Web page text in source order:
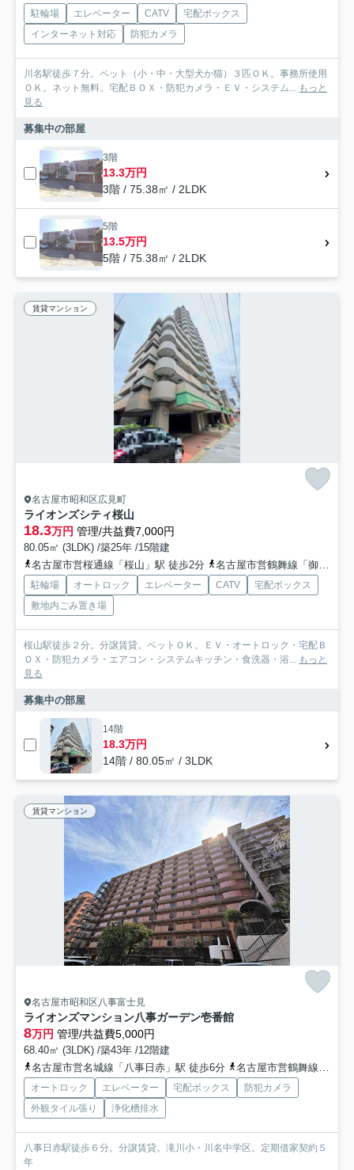
駐輪場 エレベーター CATV
宅配ボックス
インターネット対応
防犯カメラ
川名駅徒歩７分。ペット（小・中・大型犬か猫）３匹ＯＫ。事務所使用
ＯＫ。ネット無料。宅配ＢＯＸ・防犯カメラ・ＥＶ・システム...
もっと
見る
募集中の部屋
3階
13.3万円
3階 / 75.38㎡ / 2LDK
5階
13.5万円
5階 / 75.38㎡ / 2LDK
賃貸マンション
名古屋市昭和区広見町
ライオンズシティ桜山
18.3万円 管理/共益費7,000円
80.05㎡ (3LDK) /築25年 /15階建
名古屋市営桜通線「桜山」駅 徒歩2分
名古屋市営鶴舞線「御器所」駅 徒歩13分
駐輪場 オートロック エレベーター CATV
宅配ボックス
敷地内ごみ置き場
桜山駅徒歩２分。分譲賃貸。ペットＯＫ。ＥＶ・オートロック・宅配Ｂ
ＯＸ・防犯カメラ・エアコン・システムキッチン・食洗器・浴...
もっと
見る
募集中の部屋
14階
18.3万円
14階 / 80.05㎡ / 3LDK
賃貸マンション
名古屋市昭和区八事富士見
ライオンズマンション八事ガーデン壱番館
8万円 管理/共益費5,000円
68.40㎡ (3LDK) /築43年 /12階建
名古屋市営名城線「八事日赤」駅 徒歩6分
名古屋市営鶴舞線「八事」駅 徒歩14分
オートロック エレベーター 宅配ボックス
防犯カメラ
外観タイル張り
浄化槽排水
八事日赤駅徒歩６分。分譲賃貸。滝川小・川名中学区。定期借家契約５
年